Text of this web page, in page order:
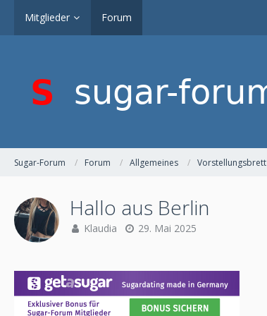
Mitglieder Forum
Sugar-Forum Forum Allgemeines Vorstellungsbrett
Hallo aus Berlin
Klaudia 29. Mai 2025